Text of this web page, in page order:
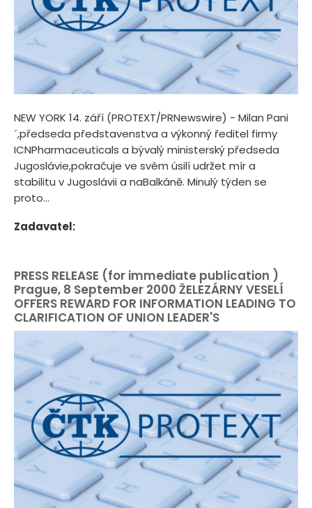
NEW YORK 14. září (PROTEXT/PRNewswire) - Milan Pani
´,předseda představenstva a výkonný ředitel firmy
ICNPharmaceuticals a bývalý ministerský předseda
Jugoslávie,pokračuje ve svém úsilí udržet mír a
stabilitu v Jugoslávii a naBalkáně. Minulý týden se
proto...
Zadavatel:
PRESS RELEASE (for immediate publication )
Prague, 8 September 2000 ŽELEZÁRNY VESELÍ
OFFERS REWARD FOR INFORMATION LEADING TO
CLARIFICATION OF UNION LEADER'S